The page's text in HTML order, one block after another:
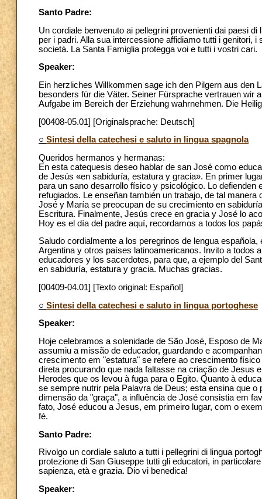
Santo Padre:
Un cordiale benvenuto ai pellegrini provenienti dai paesi
per i padri. Alla sua intercessione affidiamo tutti i genitori,
società. La Santa Famiglia protegga voi e tutti i vostri cari.
Speaker:
Ein herzliches Willkommen sage ich den Pilgern aus den
besonders für die Väter. Seiner Fürsprache vertrauen wir
Aufgabe im Bereich der Erziehung wahrnehmen. Die
[00408-05.01] [Originalsprache: Deutsch]
○ Sintesi della catechesi e saluto in lingua spagnola
Queridos hermanos y hermanas:
En esta catequesis deseo hablar de san José como
de Jesús «en sabiduría, estatura y gracia». En primer
para un sano desarrollo físico y psicológico. Lo
refugiados. Le enseñan también un trabajo, de tal
José y María se preocupan de su crecimiento en
Escritura. Finalmente, Jesús crece en gracia y José lo
Hoy es el día del padre aquí, recordamos a todos los
Saludo cordialmente a los peregrinos de lengua
Argentina y otros países latinoamericanos. Invito a todos
educadores y los sacerdotes, para que, a ejemplo del
en sabiduría, estatura y gracia. Muchas gracias.
[00409-04.01] [Texto original: Español]
○ Sintesi della catechesi e saluto in lingua portoghese
Speaker:
Hoje celebramos a solenidade de São José, Esposo de
assumiu a missão de educador, guardando e
crescimento em "estatura" se refere ao crescimento
direta procurando que nada faltasse na criação de Jesus
Herodes que os levou à fuga para o Egito. Quanto à
se sempre nutrir pela Palavra de Deus; esta ensina que
dimensão da "graça", a influência de José consistia em
fato, José educou a Jesus, em primeiro lugar, com o
fé.
Santo Padre:
Rivolgo un cordiale saluto a tutti i pellegrini di lingua
protezione di San Giuseppe tutti gli educatori, in
sapienza, età e grazia. Dio vi benedica!
Speaker: